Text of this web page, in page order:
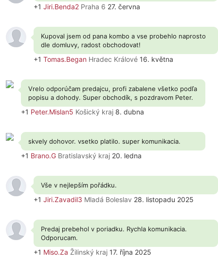
+1 Jiri.Benda2 Praha 6 27. června
Kupoval jsem od pana kombo a vse probehlo naprosto
dle domluvy, radost obchodovat!
+1 Tomas.Began Hradec Králové 16. května
Vrelo odporúčam predajcu, profi zabalene všetko podľa
popisu a dohody. Super obchodík, s pozdravom Peter.
+1 Peter.Mislan5 Košický kraj 8. dubna
skvely dohovor. vsetko platilo. super komunikacia.
+1 Brano.G Bratislavský kraj 20. ledna
Vše v nejlepším pořádku.
+1 Jiri.Zavadil3 Mladá Boleslav 28. listopadu 2025
Predaj prebehol v poriadku. Rychla komunikacia.
Odporucam.
+1 Miso.Za Žilinský kraj 17. října 2025